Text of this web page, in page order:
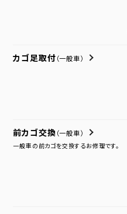
カゴ足取付 （一般車）
前カゴ交換 （一般車）
一般車の前カゴを交換するお修理です。